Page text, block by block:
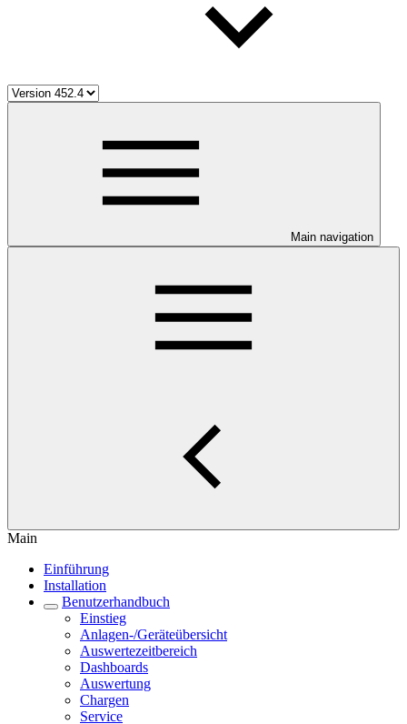
Main navigation
Main
Einführung
Installation
Benutzerhandbuch
Einstieg
Anlagen-/Geräteübersicht
Auswertezeitbereich
Dashboards
Auswertung
Chargen
Service